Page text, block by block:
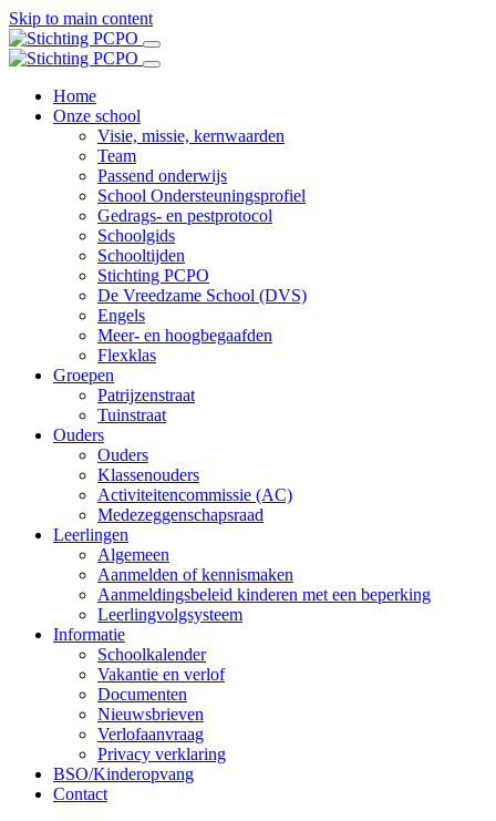
Skip to main content
Home
Onze school
Visie, missie, kernwaarden
Team
Passend onderwijs
School Ondersteuningsprofiel
Gedrags- en pestprotocol
Schoolgids
Schooltijden
Stichting PCPO
De Vreedzame School (DVS)
Engels
Meer- en hoogbegaafden
Flexklas
Groepen
Patrijzenstraat
Tuinstraat
Ouders
Ouders
Klassenouders
Activiteitencommissie (AC)
Medezeggenschapsraad
Leerlingen
Algemeen
Aanmelden of kennismaken
Aanmeldingsbeleid kinderen met een beperking
Leerlingvolgsysteem
Informatie
Schoolkalender
Vakantie en verlof
Documenten
Nieuwsbrieven
Verlofaanvraag
Privacy verklaring
BSO/Kinderopvang
Contact